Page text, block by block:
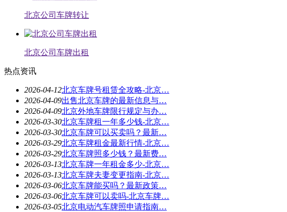
北京公司车牌转让
北京公司车牌出租
热点资讯
2026-04-12北京车牌号租赁全攻略-北京…
2026-04-09出售北京车牌的最新信息与…
2026-04-09北京外地车牌限行规定与办…
2026-03-30北京车牌租一年多少钱-北京…
2026-03-30北京车牌可以买卖吗？最新…
2026-03-29北京车牌租金最新行情-北京…
2026-03-29北京车牌照多少钱？最新费…
2026-03-13北京车牌一年租金多少-北京…
2026-03-13北京车牌夫妻变更指南-北京…
2026-03-06北京车牌能买吗？最新政策…
2026-03-06北京车牌可以卖吗-北京车牌…
2026-03-05北京电动汽车牌照申请指南…